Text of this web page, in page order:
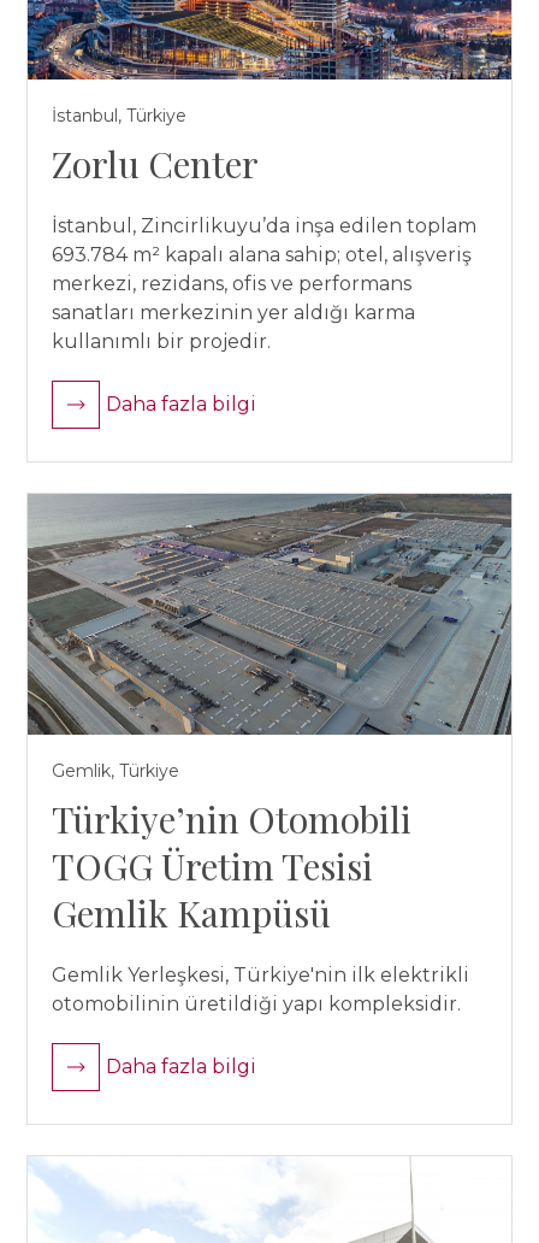
İstanbul, Türkiye
Zorlu Center
İstanbul, Zincirlikuyu’da inşa edilen toplam
693.784 m² kapalı alana sahip; otel, alışveriş
merkezi, rezidans, ofis ve performans
sanatları merkezinin yer aldığı karma
kullanımlı bir projedir.
Daha fazla bilgi
Gemlik, Türkiye
Türkiye’nin Otomobili
TOGG Üretim Tesisi
Gemlik Kampüsü
Gemlik Yerleşkesi, Türkiye'nin ilk elektrikli
otomobilinin üretildiği yapı kompleksidir.
Daha fazla bilgi